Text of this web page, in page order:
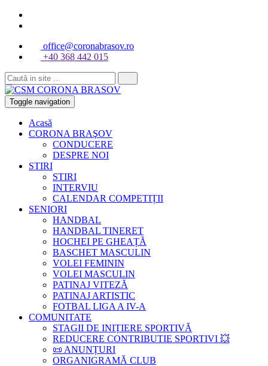
office@coronabrasov.ro
+40 368 442 015
Toggle navigation
Acasă
CORONA BRAŞOV
CONDUCERE
DESPRE NOI
STIRI
STIRI
INTERVIU
CALENDAR COMPETIȚII
SENIORI
HANDBAL
HANDBAL TINERET
HOCHEI PE GHEAȚĂ
BASCHET MASCULIN
VOLEI FEMININ
VOLEI MASCULIN
PATINAJ VITEZĂ
PATINAJ ARTISTIC
FOTBAL LIGA A IV-A
COMUNITATE
STAGII DE INIȚIERE SPORTIVĂ
REDUCERE CONTRIBUTIE SPORTIVI 💥
📜 ANUNȚURI
ORGANIGRAMĂ CLUB